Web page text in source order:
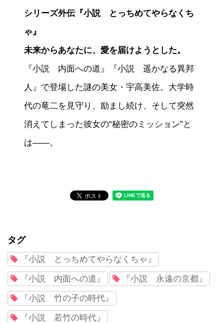
シリーズ外伝『小説 とっちめてやらなくち
ゃ』
未来からあなたに、愛を届けようとした。
『小説 内面への道』『小説 遥かなる異邦
人』で登場した謎の美女・宇高美佐。大学時
代の竜二を見守り、励まし続け、そして突然
消えてしまった彼女の“秘密のミッション”と
は――。
タグ
『小説 とっちめてやらなくちゃ』
『小説 内面への道』 『小説 永遠の京都』
『小説 竹の子の時代』
『小説 若竹の時代』